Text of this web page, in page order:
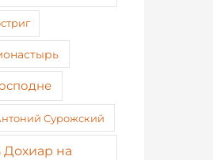
Сурожский
на